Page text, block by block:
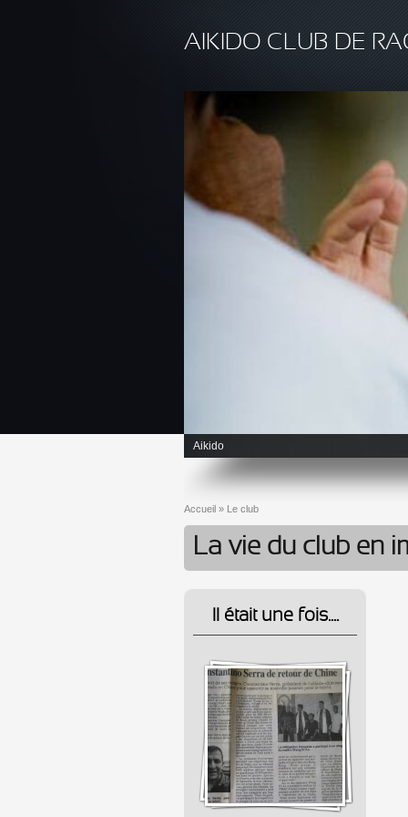
AIKIDO CLUB DE
Aikido
Vous êtes ici
Accueil » Le club
La vie du club en
Il était une fois....